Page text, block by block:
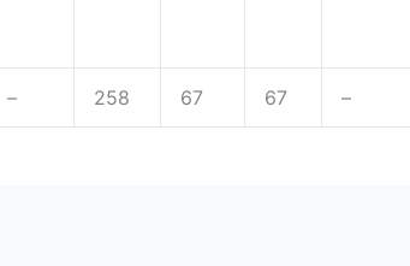
– 258 67 67 –